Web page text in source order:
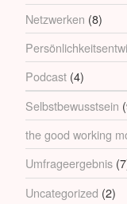
Netzwerken (8)
Podcast (4)
Selbstbewusstsein
the good working
Umfrageergebnis
Uncategorized (2)